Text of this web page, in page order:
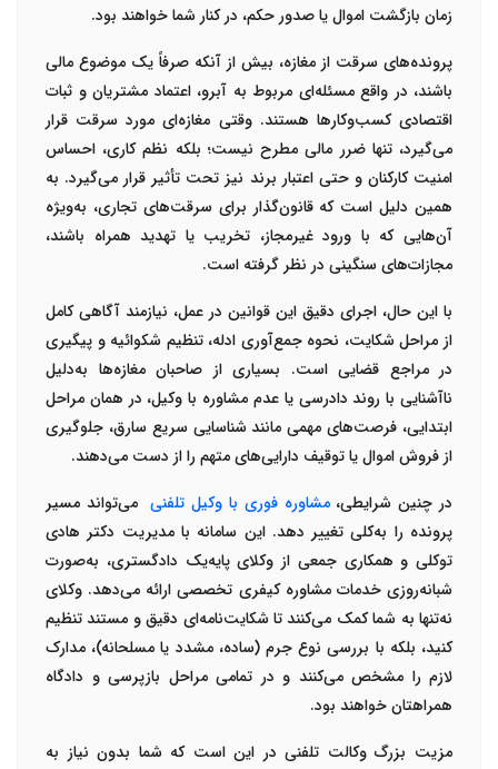
زمان بازگشت اموال یا صدور حکم، در کنار شما خواهند بود.
پرونده‌های سرقت از مغازه، بیش از آنکه صرفاً یک موضوع مالی
باشند، در واقع مسئله‌ای مربوط به آبرو، اعتماد مشتریان و ثبات
اقتصادی کسب‌وکارها هستند. وقتی مغازه‌ای مورد سرقت قرار
می‌گیرد، تنها ضرر مالی مطرح نیست؛ بلکه نظم کاری، احساس
امنیت کارکنان و حتی اعتبار برند نیز تحت تأثیر قرار می‌گیرد. به
همین دلیل است که قانون‌گذار برای سرقت‌های تجاری، به‌ویژه
آن‌هایی که با ورود غیرمجاز، تخریب یا تهدید همراه باشند،
مجازات‌های سنگینی در نظر گرفته است.
با این حال، اجرای دقیق این قوانین در عمل، نیازمند آگاهی کامل
از مراحل شکایت، نحوه جمع‌آوری ادله، تنظیم شکوائیه و پیگیری
در مراجع قضایی است. بسیاری از صاحبان مغازه‌ها به‌دلیل
ناآشنایی با روند دادرسی یا عدم مشاوره با وکیل، در همان مراحل
ابتدایی، فرصت‌های مهمی مانند شناسایی سریع سارق، جلوگیری
از فروش اموال یا توقیف دارایی‌های متهم را از دست می‌دهند.
در چنین شرایطی، مشاوره فوری با وکیل تلفنی می‌تواند مسیر
پرونده را به‌کلی تغییر دهد. این سامانه با مدیریت دکتر هادی
توکلی و همکاری جمعی از وکلای پایه‌یک دادگستری، به‌صورت
شبانه‌روزی خدمات مشاوره کیفری تخصصی ارائه می‌دهد. وکلای
نه‌تنها به شما کمک می‌کنند تا شکایت‌نامه‌ای دقیق و مستند تنظیم
کنید، بلکه با بررسی نوع جرم (ساده، مشدد یا مسلحانه)، مدارک
لازم را مشخص می‌کنند و در تمامی مراحل بازپرسی و دادگاه
همراهتان خواهند بود.
مزیت بزرگ وکالت تلفنی در این است که شما بدون نیاز به